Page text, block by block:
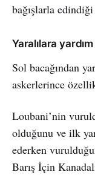
bağışlarla
Yaralılara
Sol bacağından
askerlerince
Loubani’nin
olduğunu ve ilk
ederken
Barış İçin